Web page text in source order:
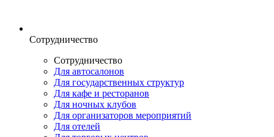
Сотрудничество
Сотрудничество
Для автосалонов
Для государственных структур
Для кафе и ресторанов
Для ночных клубов
Для организаторов мероприятий
Для отелей